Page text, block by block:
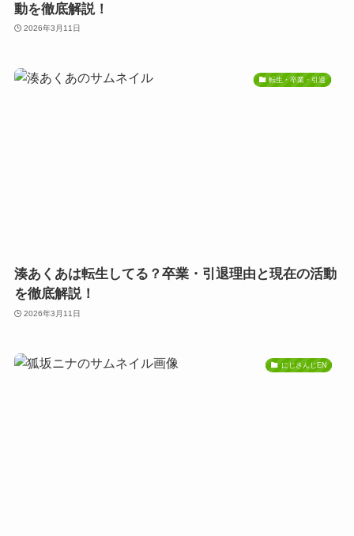
動を徹底解説！
2026年3月11日
転生・卒業・引退
湊あくあは転生してる？卒業・引退理由と現在の活動
を徹底解説！
2026年3月11日
にじさんじEN